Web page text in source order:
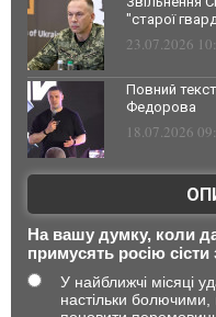
"старої
23.07.2026
Повний
Федорова
18.07.2026
На вашу думку, коли
примусять росію сісти
У найближчі місяці
настільки